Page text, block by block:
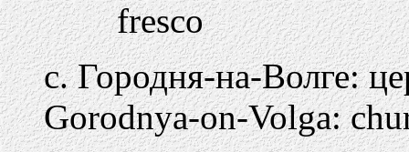
fresco
с. Городня-на-Волге:
Gorodnya-on-Volga: